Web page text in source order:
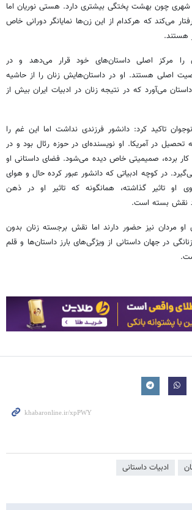
شهری چون بهشت پختگی بیشتری دارد. هستی نوریان اما
می‌کند که هرکدام از این زن‌ها نمایانگر دورانی خاص
هستند.
را مرکز اصلی داستان‌های خود قرار می‌دهد و در
اصلی هستند. او در داستان‌هایش زنان را از حاشیه
می‌آورد که در نتیجه زنان در ادبیات ایران بیش از
تاکید کرد: دانشور فرزندی نداشت اما این غم را
تحصیل در آمریکا. او نویسنده‌ای در حوزه رئال بود و در
کار برده، صمیمیتی خاص دیده می‌شود. فضای داستانی او
در کوچه ادبیاتی که دانشور عبور کرده حال و هوای
او تاثیر گذاشته، همانگونه که تاثیر او در ذهن
نقش بسته است.
او مردان نیز حضور دارند اما نقش برجسته زنان بدون
در جهان داستانی از ویژگی‌های بارز داستان‌ها و قلم
ادبیات داستانی